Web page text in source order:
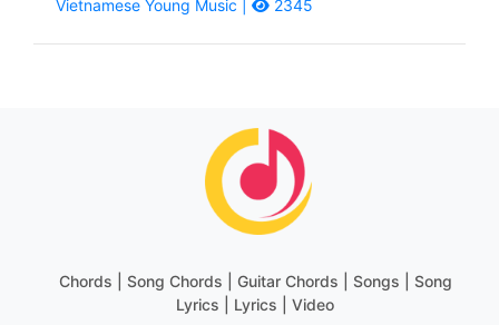
Vietnamese Young Music |
2345
Chords | Song Chords | Guitar Chords | Songs | Song
Lyrics | Lyrics | Video